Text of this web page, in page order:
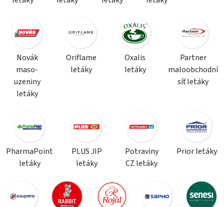
Novák
maso-
uzeniny
letáky
Oriflame
letáky
Oxalis
letáky
Partner
maloobchodní
síť letáky
PharmaPoint
letáky
PLUS JIP
letáky
Potraviny
CZ letáky
Prior letáky